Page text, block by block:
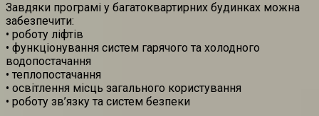
Завдяки програмі у багатоквартирних будинках можна
забезпечити:
• роботу ліфтів
• функціонування систем гарячого та холодного
водопостачання
• теплопостачання
• освітлення місць загального користування
• роботу зв’язку та систем безпеки